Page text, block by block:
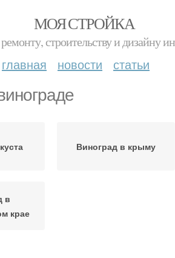
МОЯ СТРОЙКА
строительству и дизайну
главная новости статьи
Виноград в крыму
в
крае